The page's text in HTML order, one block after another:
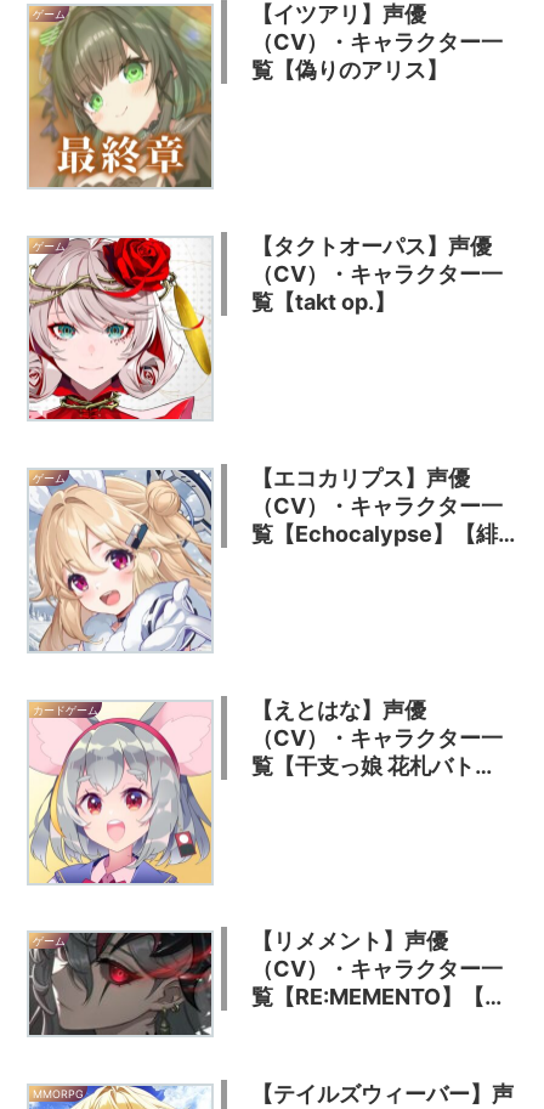
ゲーム
【イツアリ】声優
（CV）・キャラクター一
覧【偽りのアリス】
ゲーム
【タクトオーパス】声優
（CV）・キャラクター一
覧【takt op.】
ゲーム
【エコカリプス】声優
（CV）・キャラクター一
覧【Echocalypse】【緋
カードゲーム
【えとはな】声優
（CV）・キャラクター一
覧【干支っ娘 花札バト
ゲーム
【リメメント】声優
（CV）・キャラクター一
覧【RE:MEMENTO】【ホ
MMORPG
【テイルズウィーバー】声